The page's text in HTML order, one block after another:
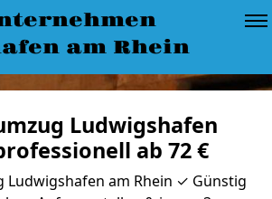
am Rhein
Ludwigshafen
ab 72 €
Ludwigshafen am Rhein ✓ Günstig